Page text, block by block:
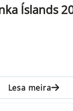
Íslands
Lesa meira